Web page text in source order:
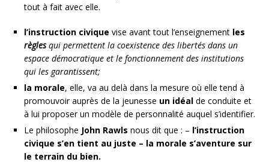
tout à fait avec elle.
l’instruction civique vise avant tout l’enseignement les
règlesqui permettent la coexistence des libertés dans un
espace démocratique et le fonctionnement des institutions
qui les garantissent;
la morale, elle, va au delà dans la mesure où elle tend à
promouvoir auprès de la jeunesse un idéal de conduite et
à lui proposer un modèle de personnalité auquel s’identifier.
Le philosophe John Rawls nous dit que : – l’instruction
civique s’en tient au juste – la morale s’aventure sur
le terrain du bien.